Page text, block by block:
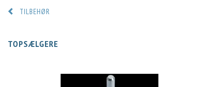
TILBEHØR
TOPSÆLGERE